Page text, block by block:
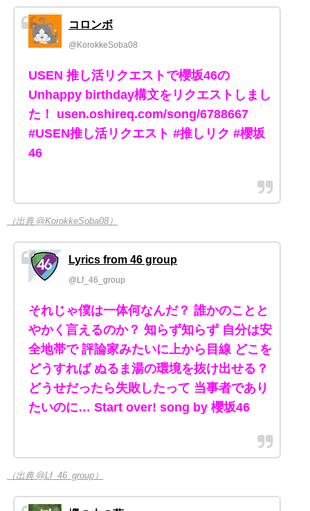
コロンボ
@KorokkeSoba08
USEN 推し活リクエストで櫻坂46の
Unhappy birthday構文をリクエストしまし
た！ usen.oshireq.com/song/6788667
#USEN推し活リクエスト #推しリク #櫻坂
46
（出典 @KorokkeSoba08）
Lyrics from 46 group
@Lf_46_group
それじゃ僕は一体何なんだ？ 誰かのことと
やかく言えるのか？ 知らず知らず 自分は安
全地帯で 評論家みたいに上から目線 どこを
どうすれば ぬるま湯の環境を抜け出せる？
どうせだったら失敗したって 当事者であり
たいのに… Start over! song by 櫻坂46
（出典 @Lf_46_group）